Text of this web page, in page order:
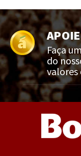
Faça
do
valores